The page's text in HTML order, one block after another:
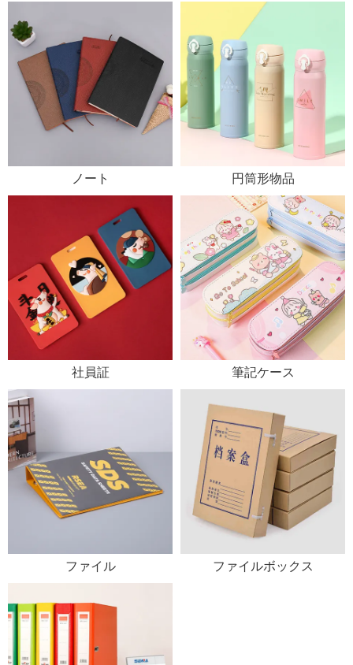
ノート 円筒形物品
社員証 筆記ケース
ファイル ファイルボックス